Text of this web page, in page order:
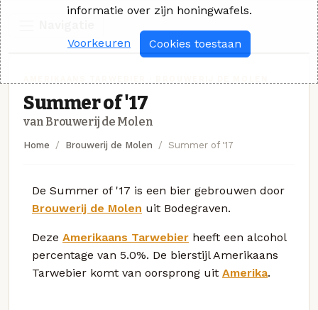
Summer of '17
van Brouwerij de Molen
Home Brouwerij de Molen Summer of '17
De Summer of '17 is een bier gebrouwen door
Brouwerij de Molen uit Bodegraven.
Deze Amerikaans Tarwebier heeft een alcohol
percentage van 5.0%. De bierstijl Amerikaans
Tarwebier komt van oorsprong uit Amerika.
informatie over zijn honingwafels.
Voorkeuren Cookies toestaan